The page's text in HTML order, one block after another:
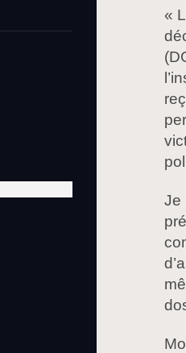
«
Je